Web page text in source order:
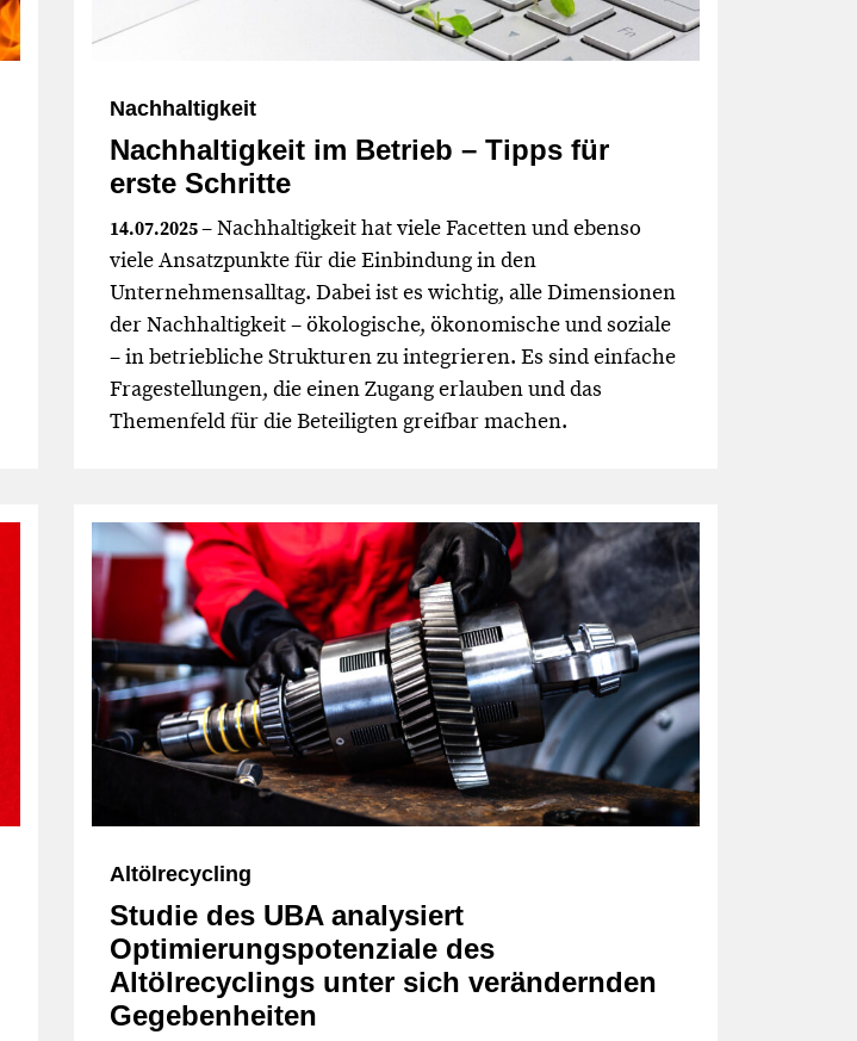
Nachhaltigkeit
Nachhaltigkeit im Betrieb – Tipps für
erste Schritte
14.07.2025– Nachhaltigkeit hat viele Facetten und ebenso
viele Ansatzpunkte für die Einbindung in den
Unternehmensalltag. Dabei ist es wichtig, alle Dimensionen
der Nachhaltigkeit – ökologische, ökonomische und soziale
– in betriebliche Strukturen zu integrieren. Es sind einfache
Fragestellungen, die einen Zugang erlauben und das
Themenfeld für die Beteiligten greifbar machen.
Altölrecycling
Studie des UBA analysiert
Optimierungspotenziale des
Altölrecyclings unter sich verändernden
Gegebenheiten